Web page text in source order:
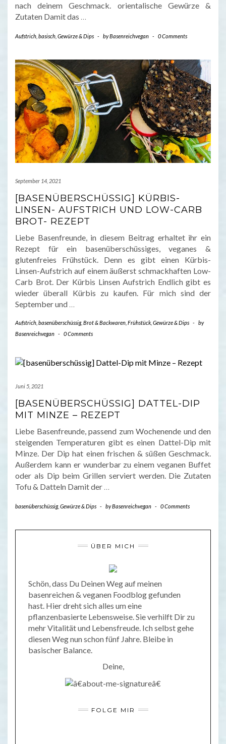
nach deinem Geschmack. orientalische Gewürze &
Zutaten Damit das …
Aufstrich basisch Gewürze & Dips - byBasenreichvegan - 0 Comments
September 14, 2021
[BASENÜBERSCHÜSSIG] KÜRBIS-
LINSEN- AUFSTRICH UND LOW-CARB
BROT- REZEPT
Liebe Basenfreunde, in diesem Beitrag erhaltet ihr ein
Rezept für ein basenüberschüssiges, veganes &
glutenfreies Frühstück. Denn es gibt einen Kürbis-
Linsen-Aufstrich auf einem äußerst schmackhaften Low-
Carb Brot. Der Kürbis Linsen Aufstrich Endlich gibt es
wieder überall Kürbis zu kaufen. Für mich sind der
September und
Aufstrich basenüberschüssig, Brot & Backwaren Frühstück Gewürze & Dips -
by
Basenreichvegan - 0 Comments
Juni 5, 2021
[BASENÜBERSCHÜSSIG] DATTEL-DIP
MIT MINZE – REZEPT
Liebe Basenfreunde, passend zum Wochenende und den
steigenden Temperaturen gibt es einen Dattel-Dip mit
Minze. Der Dip hat einen frischen & süßen Geschmack.
Außerdem kann er wunderbar zu einem veganen Buffet
oder als Dip beim Grillen serviert werden. Die Zutaten
Tofu & Datteln Damit der
basenüberschüssig, Gewürze & Dips - byBasenreichvegan - 0 Comments
ÜBER MICH
Schön, dass Du Deinen Weg auf meinen
basenreichen & veganen Foodblog gefunden
hast. Hier dreht sich alles um eine
pflanzenbasierte Lebensweise. Sie verhilft Dir zu
mehr Vitalität und Lebensfreude. Ich selbst gehe
diesen Weg nun schon fünf Jahre. Bleibe in
basischer Balance.
Deine,
FOLGE MIR